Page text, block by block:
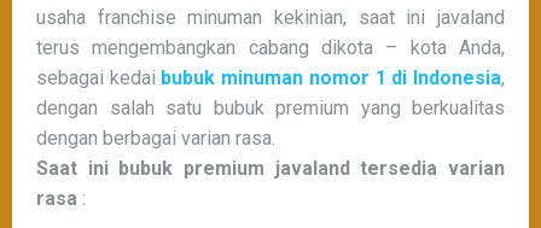
usaha franchise minuman kekinian, saat ini javaland
terus mengembangkan cabang dikota – kota Anda,
sebagai kedai bubuk minuman nomor 1 di Indonesia,
dengan salah satu bubuk premium yang berkualitas
dengan berbagai varian rasa.
Saat ini bubuk premium javaland tersedia varian
rasa :